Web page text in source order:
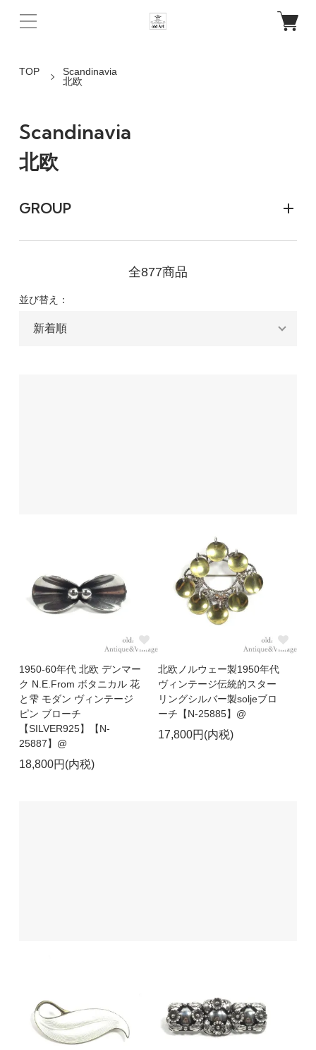
TOP
Scandinavia
北欧
Scandinavia
北欧
GROUP
全877商品
並び替え：
1950-60年代 北欧 デンマー
ク N.E.From ボタニカル 花
と雫 モダン ヴィンテージ
ピン ブローチ
【SILVER925】【N-
25887】@
18,800円(内税)
北欧ノルウェー製1950年代
ヴィンテージ伝統的スター
リングシルバー製soljeブロ
ーチ【N-25885】@
17,800円(内税)